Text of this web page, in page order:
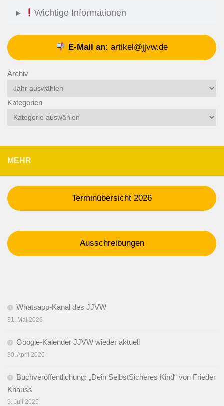
Wichtige Informationen
E-Mail an: artikel@jjvw.de
Archiv
Kategorien
MEHR
Terminübersicht 2026
Ausschreibungen
Whatsapp-Kanal des JJVW
31. Mai 2026
Google-Kalender JJVW wieder aktuell
30. April 2026
Buchveröffentlichung: „Dein SelbstSicheres Kind“ von Frieder
Knauss
9. Juli 2025